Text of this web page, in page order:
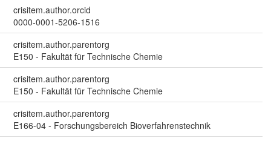
crisitem.author.orcid
0000-0001-5206-1516
crisitem.author.parentorg
E150 - Fakultät für Technische Chemie
crisitem.author.parentorg
E150 - Fakultät für Technische Chemie
crisitem.author.parentorg
E166-04 - Forschungsbereich Bioverfahrenstechnik